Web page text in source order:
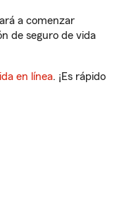
a comenzar
de seguro de vida
en línea. ¡Es rápido